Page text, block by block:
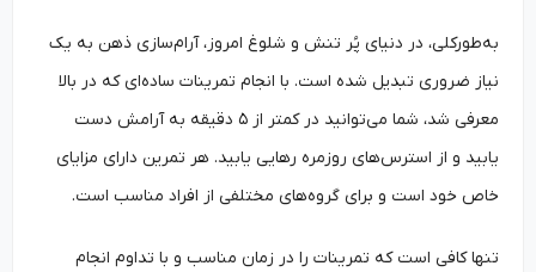
به‌طورکلی، در دنیای پُر تنش و شلوغ امروز، آرام‌سازی ذهن به یک
نیاز ضروری تبدیل شده است. با انجام تمرینات ساده‌ای که در بالا
معرفی شد، شما می‌توانید در کمتر از ۵ دقیقه به آرامش دست
یابید و از استرس‌های روزمره رهایی یابید. هر تمرین دارای مزایای
خاص خود است و برای گروه‌های مختلفی از افراد مناسب است.
تنها کافی است که تمرینات را در زمان مناسب و با تداوم انجام